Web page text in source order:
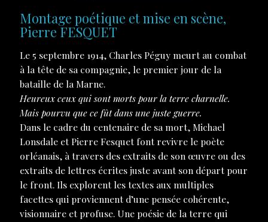
Montage poétique et mise en scène,
Pierre FESQUET
Le 5 septembre 1914, Charles Péguy meurt au combat
à la tête de sa compagnie, le premier jour de la
bataille de la Marne.
Heureux ceux qui sont morts pour la terre charnelle.
Mais pourvu que ce fût dans une juste guerre.
Dans le cadre du centenaire de sa mort, Michael
Lonsdale et Pierre Fesquet font revivre le poète
orléanais, à travers des extraits de son œuvre ou des
extraits de lettres écrites juste avant son départ pour
le front. Ils explorent les textes aux multiples
facettes qui proviennent d’une pensée cohérente,
visionnaire et profuse. Une poésie de la terre qui